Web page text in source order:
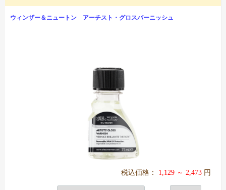
ウィンザー＆ニュートン アーチスト・グロスバーニッシュ
税込価格： 1,129 ～ 2,473 円